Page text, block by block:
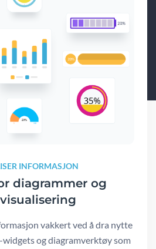
INFORMASJON
diagrammer og
vakkert ved å dra nytte
widgets og diagramverktøy som